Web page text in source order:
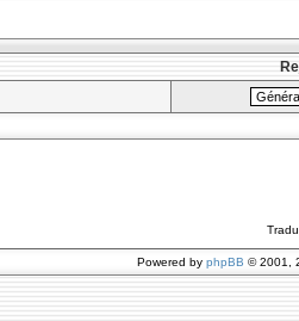
Powered by phpBB © 2001,